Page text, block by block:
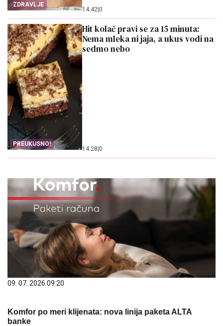
ZDRAVLJE
14:42|0
PREUKUSNO!
Hit kolač pravi se za 15 minuta:
Nema mleka ni jaja, a ukus vodi na
sedmo nebo
14:28|0
09. 07. 2026 09:20
Komfor po meri klijenata: nova linija paketa ALTA
banke